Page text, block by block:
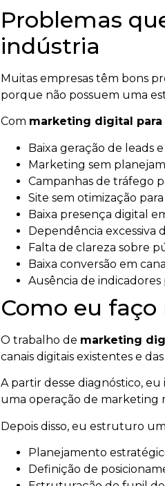
Problemas
indústria
Muitas empresas têm bons
porque não possuem uma
Com marketing digital
Baixa geração de leads
Marketing sem
Campanhas de tráfego
Site sem otimização
Baixa presença digital
Dependência excessiva
Falta de clareza sobre
Baixa conversão em
Ausência de indicadores
Como eu
O trabalho de marketing
canais digitais existentes e
A partir desse diagnóstico,
uma operação de marketing
Depois disso, eu estruturo
Planejamento
Definição de